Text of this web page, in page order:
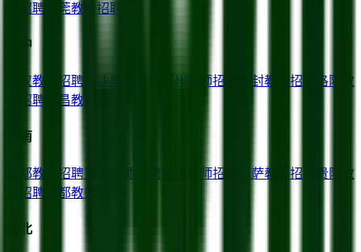
师招聘
东莞教师招聘
华中
武汉教师招聘 长沙 教师招聘 开封教师招聘 洛阳
教
师招聘
宜昌教师招聘
西南
成都教师招聘重庆 教师招聘 教师招聘 拉萨教师招聘 贵阳
教
师招聘
昌都教师招聘
西北